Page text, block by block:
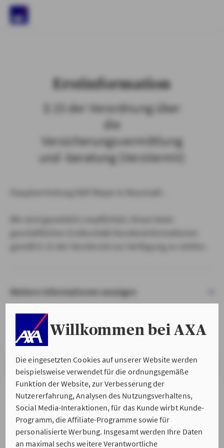
Willkommen bei AXA
Die eingesetzten Cookies auf unserer Website werden
beispielsweise verwendet für die ordnungsgemäße
Funktion der Website, zur Verbesserung der
Nutzererfahrung, Analysen des Nutzungsverhaltens,
Social Media-Interaktionen, für das Kunde wirbt Kunde-
Programm, die Affiliate-Programme sowie für
personalisierte Werbung. Insgesamt werden Ihre Daten
an maximal sechs weitere Verantwortliche
Erstinformation
§ 15 der Verordnung über
die
Versicherungsvermittlung
und -beratung (VersVermV)
Weitere Informationen anzeigen
VERSTANDEN & WEITER